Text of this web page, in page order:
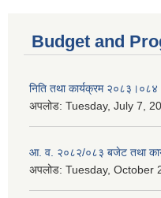
Budget and
निति तथा कार्यक्रम २०८३।०८४
अपलोड: Tuesday, July 7,
आ. व. २०८२/०८३ बजेट तथा
अपलोड: Tuesday, October